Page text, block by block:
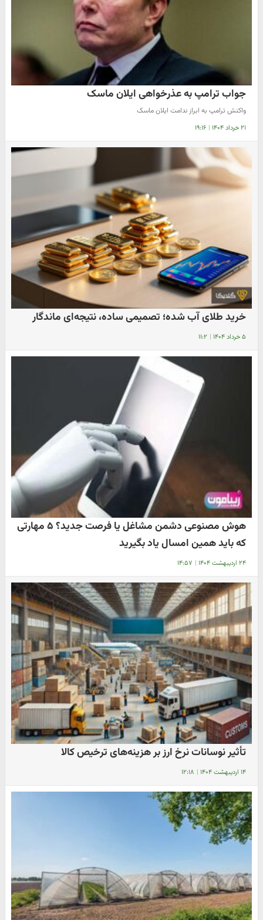
جواب ترامپ به عذرخواهی ایلان ماسک
واکنش ترامپ به ابراز ندامت ایلان ماسک
۲۱ خرداد ۱۴۰۴ | ۱۹:۱۶
خرید طلای آب شده؛ تصمیمی ساده، نتیجه‌ای ماندگار
۵ خرداد ۱۴۰۴ | ۱۱:۲
هوش مصنوعی دشمن مشاغل یا فرصت جدید؟ ۵ مهارتی
که باید همین امسال یاد بگیرید
۲۴ اردیبهشت ۱۴۰۴ | ۱۴:۵۷
تأثیر نوسانات نرخ ارز بر هزینه‌های ترخیص کالا
۱۴ اردیبهشت ۱۴۰۴ | ۱۲:۱۸